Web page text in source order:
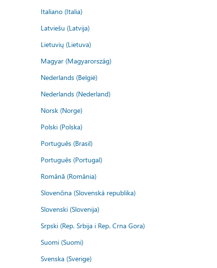
Italiano (Italia)
Latviešu (Latvija)
Lietuvių (Lietuva)
Magyar (Magyarország)
Nederlands (België)
Nederlands (Nederland)
Norsk (Norge)
Polski (Polska)
Português (Brasil)
Português (Portugal)
Română (România)
Slovenčina (Slovenská republika)
Slovenski (Slovenija)
Srpski (Rep. Srbija i Rep. Crna Gora)
Suomi (Suomi)
Svenska (Sverige)